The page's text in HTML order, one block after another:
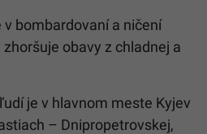
bombardovaní a ničení
obavy z chladnej a
je v hlavnom meste Kyjev
– Dnipropetrovskej,